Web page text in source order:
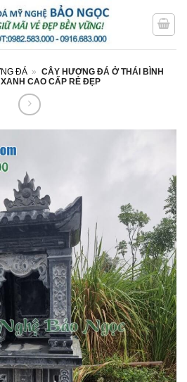
ĐÁ » CÂY HƯƠNG ĐÁ Ở THÁI BÌNH
CAO CẤP RẺ ĐẸP